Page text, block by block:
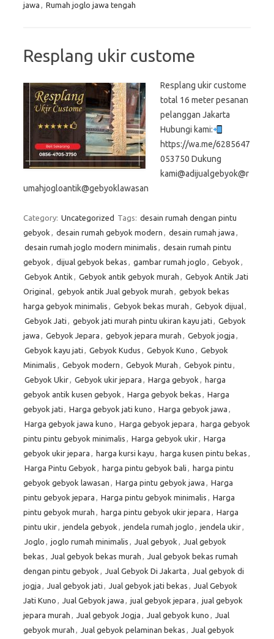
jawa , Rumah joglo jawa tengah
Resplang ukir custome
Resplang ukir custome
total 16 meter pesanan
pelanggan Jakarta
Hubungi kami:
https://wa.me/6285647
053750 Dukung
kami@adijualgebyok@r
umahjogloantik@gebyoklawasan
Category: Uncategorized Tags: desain rumah dengan pintu
gebyok , desain rumah gebyok modern , desain rumah jawa ,
desain rumah joglo modern minimalis , desain rumah pintu
gebyok , dijual gebyok bekas , gambar rumah joglo , Gebyok ,
Gebyok Antik , Gebyok antik gebyok murah , Gebyok Antik Jati
Original, gebyok antik Jual gebyok murah , gebyok bekas
harga gebyok minimalis , Gebyok bekas murah , Gebyok dijual,
Gebyok Jati , gebyok jati murah pintu ukiran kayu jati , Gebyok
jawa , Gebyok Jepara , gebyok jepara murah , Gebyok jogja ,
Gebyok kayu jati , Gebyok Kudus , Gebyok Kuno , Gebyok
Minimalis , Gebyok modern , Gebyok Murah , Gebyok pintu ,
Gebyok Ukir, Gebyok ukir jepara , Harga gebyok , harga
gebyok antik kusen gebyok , Harga gebyok bekas , Harga
gebyok jati , Harga gebyok jati kuno , Harga gebyok jawa ,
Harga gebyok jawa kuno , Harga gebyok jepara , harga gebyok
pintu pintu gebyok minimalis , Harga gebyok ukir, Harga
gebyok ukir jepara , harga kursi kayu , harga kusen pintu bekas ,
Harga Pintu Gebyok , harga pintu gebyok bali , harga pintu
gebyok gebyok lawasan , Harga pintu gebyok jawa , Harga
pintu gebyok jepara , Harga pintu gebyok minimalis , Harga
pintu gebyok murah , harga pintu gebyok ukir jepara , Harga
pintu ukir, jendela gebyok , jendela rumah joglo , jendela ukir,
Joglo , joglo rumah minimalis , Jual gebyok , Jual gebyok
bekas , Jual gebyok bekas murah , Jual gebyok bekas rumah
dengan pintu gebyok , Jual Gebyok Di Jakarta , Jual gebyok di
jogja , Jual gebyok jati , Jual gebyok jati bekas , Jual Gebyok
Jati Kuno , Jual Gebyok jawa , jual gebyok jepara , jual gebyok
jepara murah , Jual gebyok Jogja , Jual gebyok kuno , Jual
gebyok murah , Jual gebyok pelaminan bekas , Jual gebyok